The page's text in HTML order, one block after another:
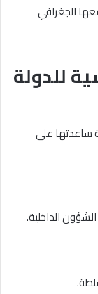
الجغرافي
للدولة
ساعدتها على
الداخلية.